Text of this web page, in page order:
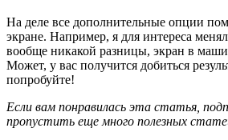
На деле все дополнительные опции
экране. Например, я для интереса
вообще никакой разницы, экран в
Может, у вас получится добиться
попробуйте!
Если вам понравилась эта статья,
пропустить еще много полезных